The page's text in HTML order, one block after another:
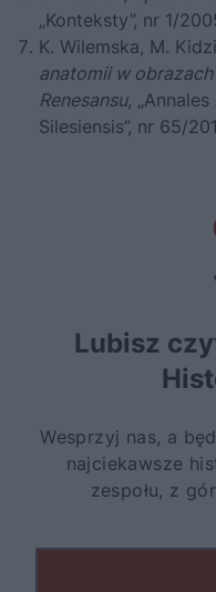
„Konteksty”, nr 1/
K. Wilemska, M.
anatomii w
Renesansu,
Silesiensis”, nr 65/